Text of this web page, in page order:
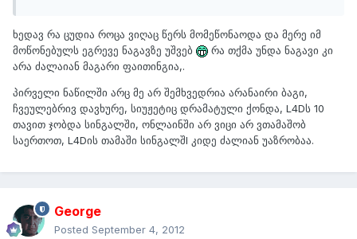
ხედავ რა ცუდია როცა ვიღაც წერს მომეწონაოდა და მერე იმ
მოწონებულს ეგრევე ნაგავზე უშვებ
რა თქმა უნდა ნაგავი კი
არა ძალაიან მაგარი ფაითინგია,.
პირველი ნაწილში არც მე არ შემხვედრია არანაირი ბაგი,
ჩვეულებრივ დავხურე, სიუჟეტიც დრამატული ქონდა, L4Dს 10
თავით ჯობდა სინგალში, ონლაინში არ ვიცი არ ვთამაშობ
საერთოთ, L4Dის თამაში სინგალშI კიდე ძალიან უაზრობაა.
George
Posted September 4, 2012